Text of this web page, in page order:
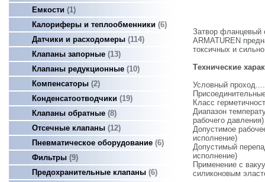
Емкости
1
Калориферы и теплообменники 6
Датчики и расходомеры 114
Клапаны запорные 13
Клапаны редукционные 10
Компенсаторы 2
Конденсатоотводчики
19
Клапаны обратные 8
Отсечные клапаны 12
Пневматическое оборудование 6
Фильтры 9
Предохранительные клапаны 6
Затвор фланцевый
ARMATUREN
токсичных и
Tехнические
Условный
Класс
Диапазон
рабочего давления)
Допустимое
исполнение)
Допустимый
исполнение)
Применение с
силиконовым